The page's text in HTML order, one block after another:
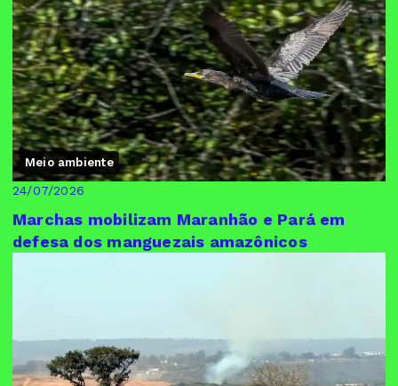
Meio ambiente
24/07/2026
Marchas mobilizam Maranhão e Pará em
defesa dos manguezais amazônicos